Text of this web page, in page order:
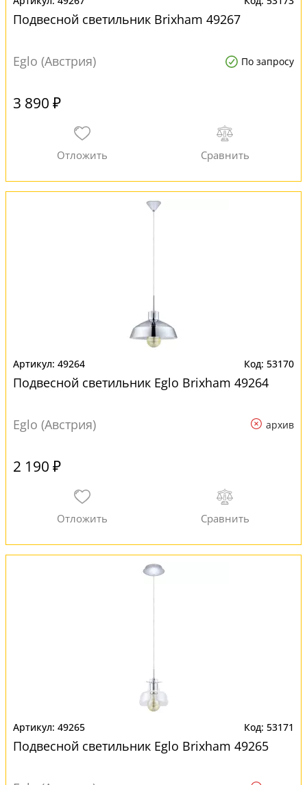
Подвесной светильник Brixham 49267
Eglo (Австрия) По запросу
3 890 ₽
49264 53170
Подвесной светильник Eglo Brixham 49264
Eglo (Австрия) архив
2 190 ₽
49265 53171
Подвесной светильник Eglo Brixham 49265